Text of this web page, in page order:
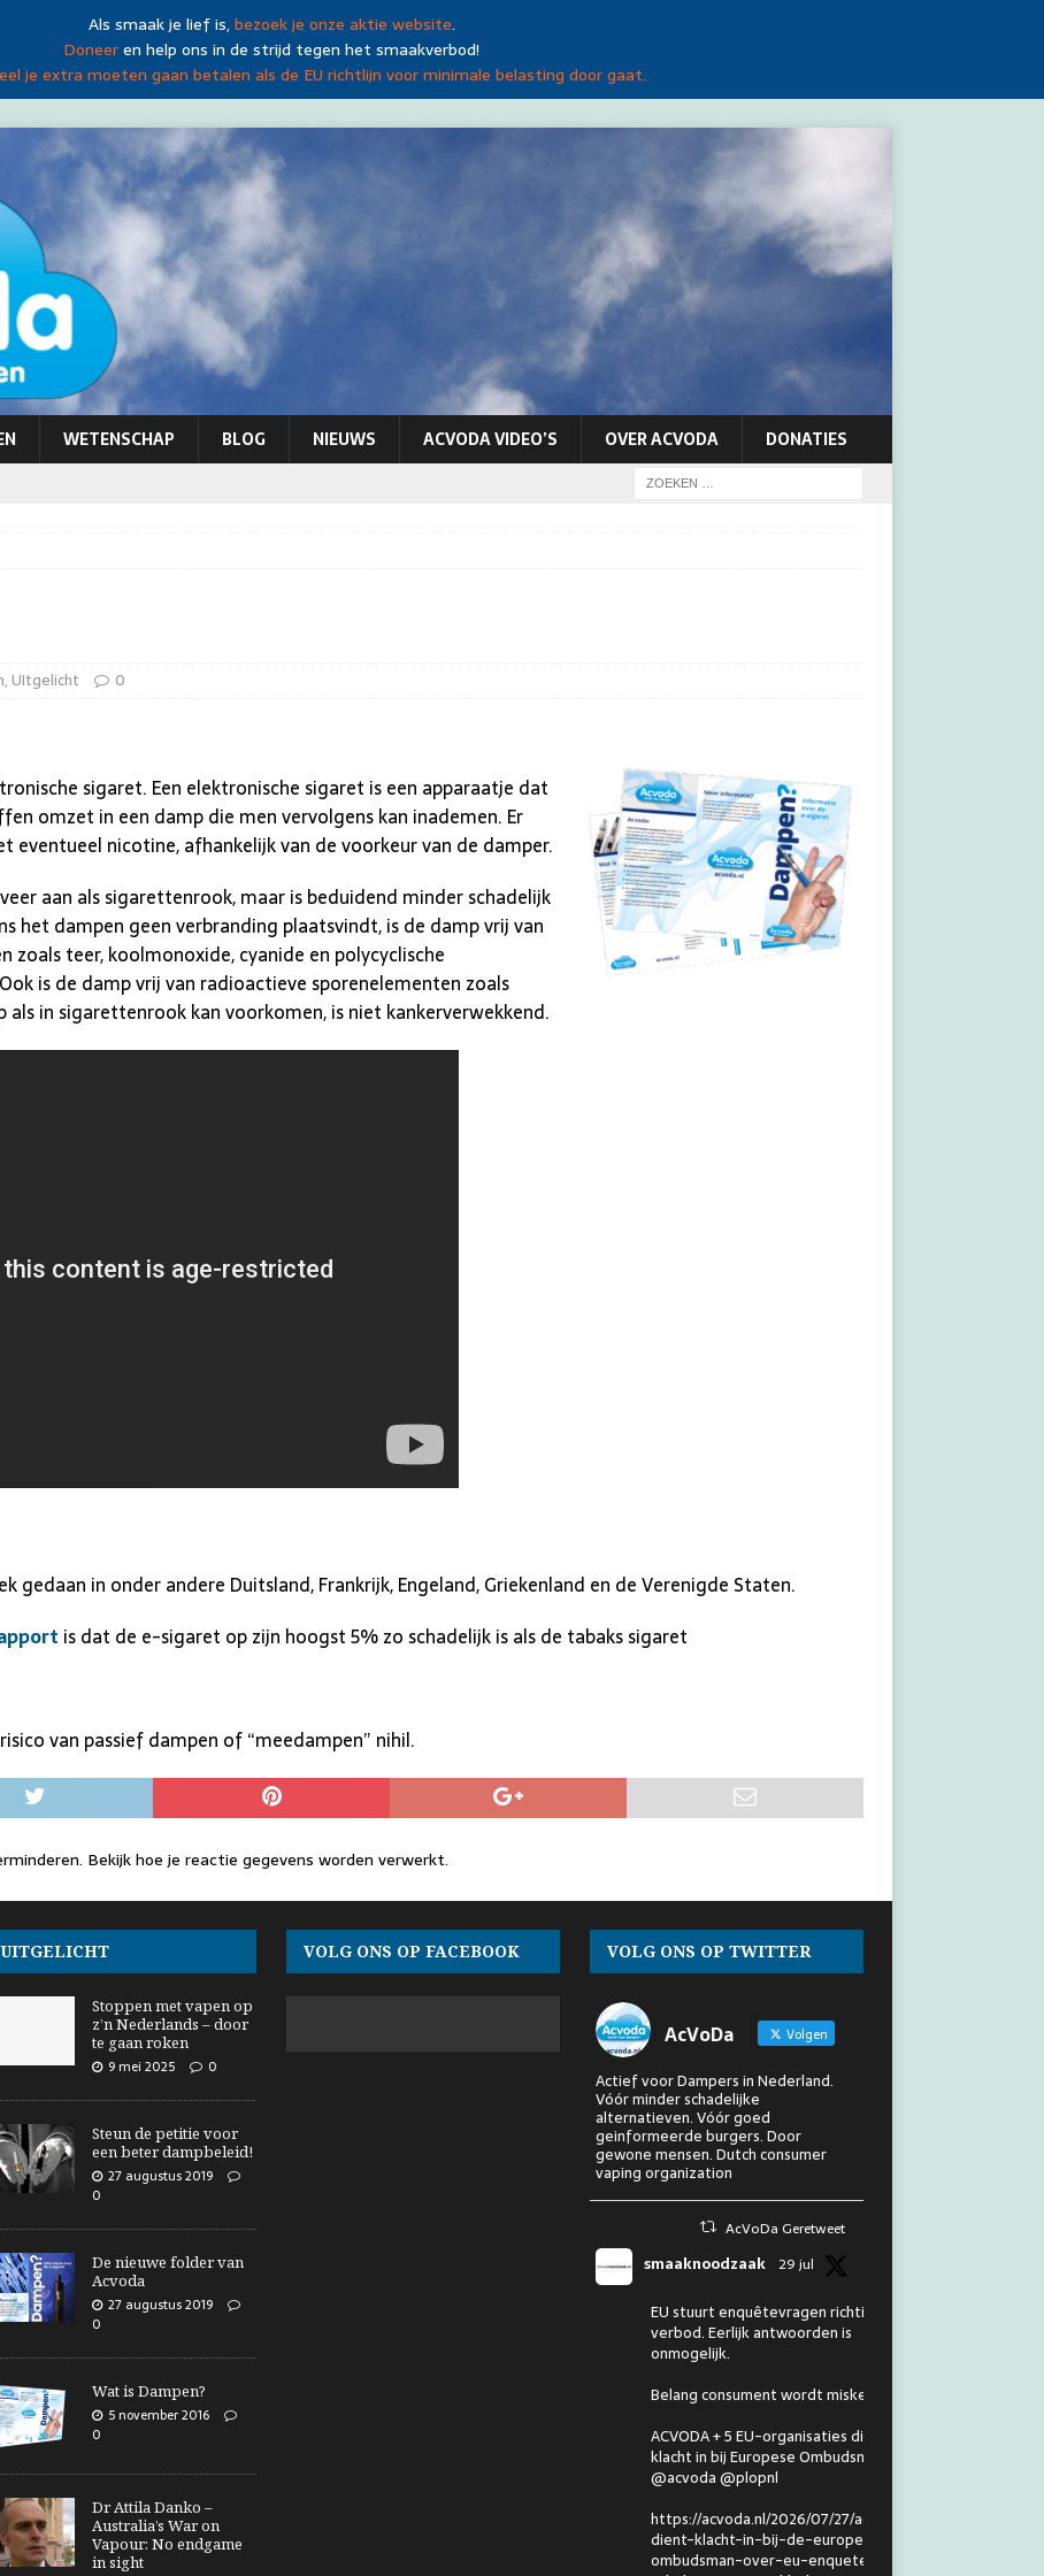
Als smaak je lief is,bezoek je onze aktie website.
Doneeren help ons in de strijd tegen het smaakverbod!
je extra moeten gaan betalen als de EU richtlijn voor minimale belasting door gaat.
WETENSCHAP BLOG NIEUWS ACVODA VIDEO’S OVER ACVODA DONATIES
, UItgelicht 0
sigaret. Een elektronische sigaret is een apparaatje dat
omzet in een damp die men vervolgens kan inademen. Er
eventueel nicotine, afhankelijk van de voorkeur van de damper.
aan als sigarettenrook, maar is beduidend minder schadelijk
het dampen geen verbranding plaatsvindt, is de damp vrij van
zoals teer, koolmonoxide, cyanide en polycyclische
is de damp vrij van radioactieve sporenelementen zoals
in sigarettenrook kan voorkomen, is niet kankerverwekkend.
gedaan in onder andere Duitsland, Frankrijk, Engeland, Griekenland en de Verenigde Staten.
is dat de e-sigaret op zijn hoogst 5% zo schadelijk is als de tabaks sigaret
van passief dampen of “meedampen” nihil.
Bekijk hoe je reactie gegevens worden verwerkt.
UITGELICHT
Stoppen met vapen op
z’n Nederlands – door
te gaan roken
9 mei 2025
0
Steun de petitie voor
een beter dampbeleid!
27 augustus 2019
0
De nieuwe folder van
Acvoda
27 augustus 2019
0
Wat is Dampen?
5 november 2016
0
Dr Attila Danko –
Australia’s War on
Vapour: No endgame
in sight
VOLG ONS OP FACEBOOK VOLG ONS OP TWITTER
AcVoDa Volgen
Actief voor Dampers in Nederland.
Vóór minder schadelijke
alternatieven. Vóór goed
geinformeerde burgers. Door
gewone mensen. Dutch consumer
vaping organization
AcVoDa Geretweet
smaaknoodzaak 29 jul
EU stuurt enquêtevragen richting
verbod. Eerlijk antwoorden is
onmogelijk.
Belang consument wordt miskend.
ACVODA + 5 EU-organisaties dienen
klacht in bij Europese Ombudsman.
@acvoda @plopnl
https://acvoda.nl/2026/07/27/acvoda-
dient-klacht-in-bij-de-europese-
ombudsman-over-eu-enquete-